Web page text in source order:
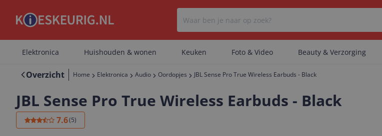
Er zijn geen categorieën gevonden.
Elektronica Huishouden & wonen Keuken Foto & Video Beauty & Verzorging
Overzicht Home Elektronica Audio Oordopjes JBL Sense Pro True Wireless Earbuds - Black
JBL Sense Pro True Wireless Earbuds - Black
7.6(5)